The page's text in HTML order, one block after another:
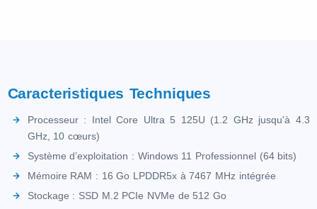
Caracteristiques Techniques
Processeur : Intel Core Ultra 5 125U (1.2 GHz jusqu'à 4.3
GHz, 10 cœurs)
Système d’exploitation : Windows 11 Professionnel (64 bits)
Mémoire RAM : 16 Go LPDDR5x à 7467 MHz intégrée
Stockage : SSD M.2 PCIe NVMe de 512 Go